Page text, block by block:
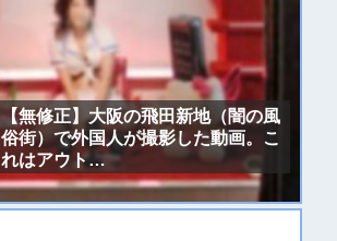
【無修正】大阪の飛田新地（闇の風
俗街）で外国人が撮影した動画。こ
れはアウト…